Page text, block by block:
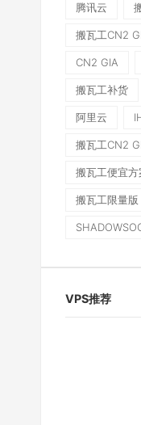
腾讯云
搬瓦工CN2
CN2 GIA
搬瓦工补货
阿里云
搬瓦工CN2
搬瓦工便宜
搬瓦工限量版
VPS推荐